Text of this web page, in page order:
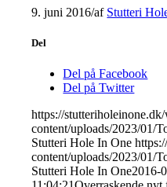
9. juni 2016/af Stutteri
Del
Del på Facebook
Del på Twitter
https://
content/uploads/2023/01/
Stutteri Hole In One
content/uploads/2023/01/
Stutteri Hole In One2016-